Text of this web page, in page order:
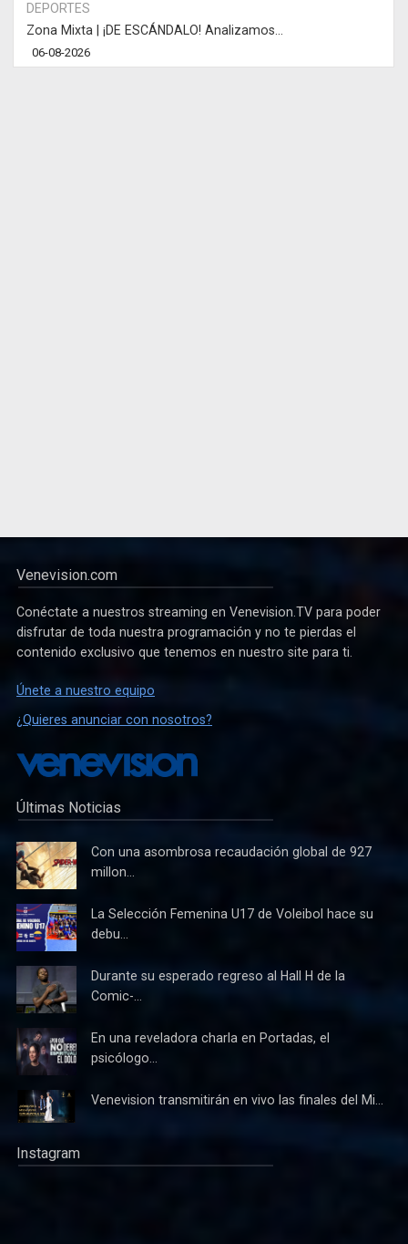
DEPORTES
Zona Mixta | ¡DE ESCÁNDALO! Analizamos...
06-08-2026
Venevision.com
Conéctate a nuestros streaming en Venevision.TV para poder
disfrutar de toda nuestra programación y no te pierdas el
contenido exclusivo que tenemos en nuestro site para ti.
Únete a nuestro equipo
¿Quieres anunciar con nosotros?
Últimas Noticias
Con una asombrosa recaudación global de 927
millon...
La Selección Femenina U17 de Voleibol hace su
debu...
Durante su esperado regreso al Hall H de la
Comic-...
En una reveladora charla en Portadas, el
psicólogo...
Venevision transmitirán en vivo las finales del Mi...
Instagram